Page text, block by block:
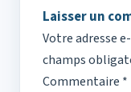
Laisser un
Votre adresse
champs
Commentaire *